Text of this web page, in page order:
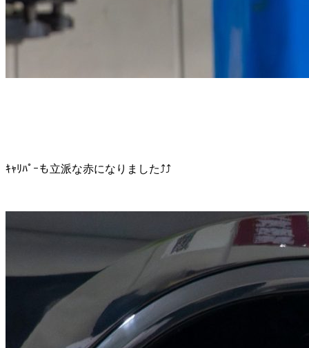
ｷｬﾘﾊﾟｰも立派な赤になりました⤴⤴